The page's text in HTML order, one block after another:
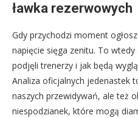
ławka rezerwowych
Gdy przychodzi moment
napięcie sięga zenitu. To
podjęli trenerzy i jak będą
Analiza oficjalnych jedenastek
naszych przewidywań, ale też
niespodzianek, które mogą